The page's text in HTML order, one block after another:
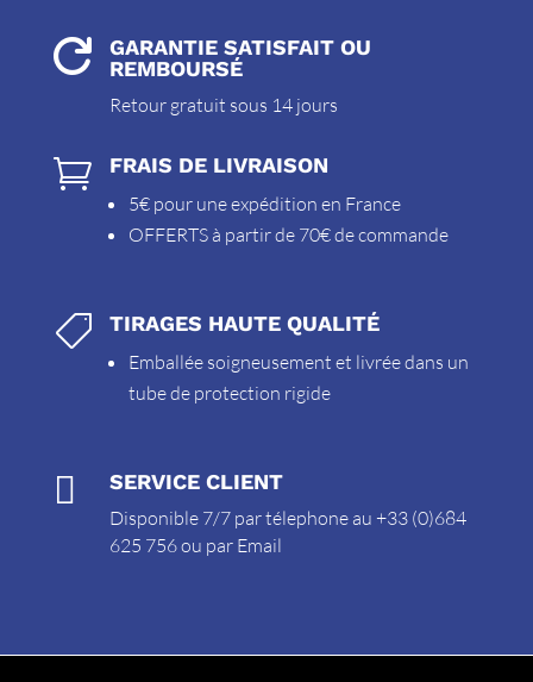

GARANTIE SATISFAIT OU
REMBOURSÉ
Retour gratuit sous 14 jours
 FRAIS DE LIVRAISON
5€ pour une expédition en France
OFFERTS à partir de 70€ de commande
 TIRAGES HAUTE QUALITÉ
Emballée soigneusement et livrée dans un
tube de protection rigide
 SERVICE CLIENT
Disponible 7/7 par télephone au +33 (0)684
625 756 ou par Email